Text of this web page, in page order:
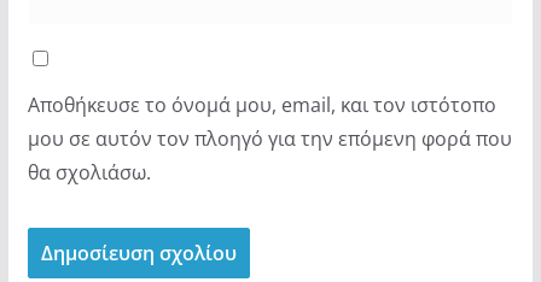
Αποθήκευσε το όνομά μου, email, και τον ιστότοπο
μου σε αυτόν τον πλοηγό για την επόμενη φορά που
θα σχολιάσω.